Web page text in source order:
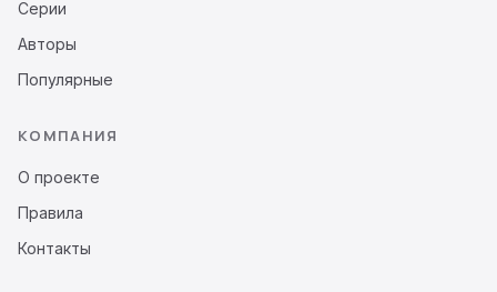
Серии
Авторы
Популярные
КОМПАНИЯ
О проекте
Правила
Контакты